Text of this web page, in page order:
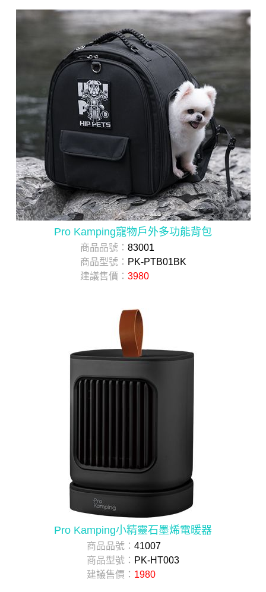
Pro Kamping寵物戶外多功能背包
商品品號： 83001
商品型號： PK-PTB01BK
建議售價： 3980
Pro Kamping小精靈石墨烯電暖器
商品品號： 41007
商品型號： PK-HT003
建議售價： 1980